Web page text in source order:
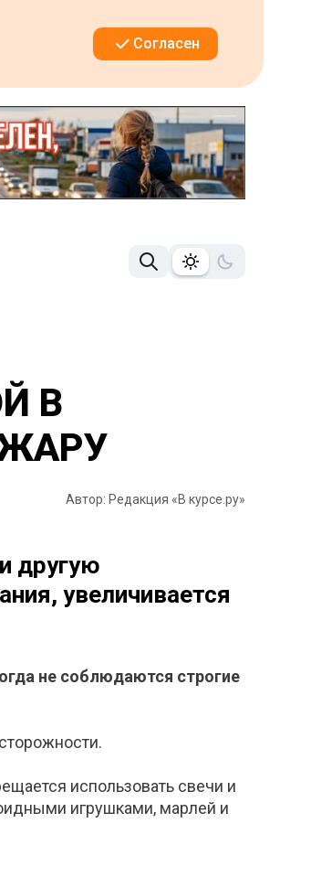
Согласен
В
Автор: Редакция «В курсе.ру»
другую
увеличивается
не соблюдаются строгие
использовать свечи и
игрушками, марлей и